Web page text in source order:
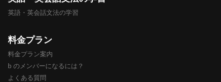
英語・英会話文法の学習
料金プラン
料金プラン案内
b のメンバーになるには？
よくある質問